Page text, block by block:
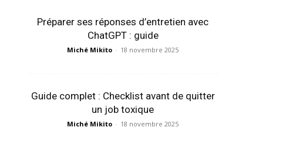
Préparer ses réponses d’entretien avec
ChatGPT : guide
Miché Mikito - 18 novembre 2025
Guide complet : Checklist avant de quitter
un job toxique
Miché Mikito - 18 novembre 2025